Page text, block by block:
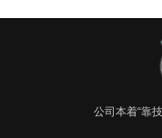
公司本着“靠